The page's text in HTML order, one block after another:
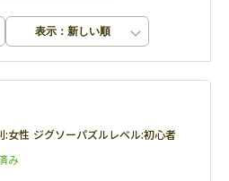
表示：新しい順
:女性 ジグソーパズルレベル:初心者